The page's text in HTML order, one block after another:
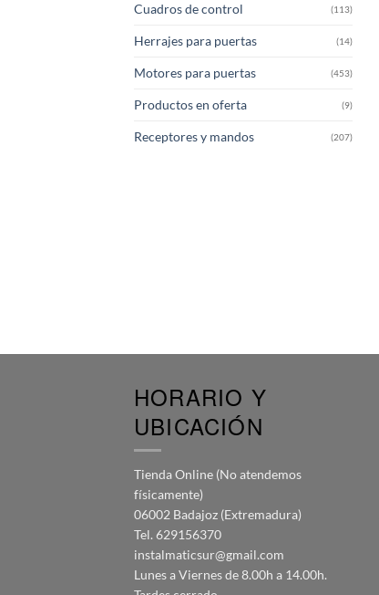
Cuadros de control (113)
Herrajes para puertas (14)
Motores para puertas (453)
Productos en oferta (9)
Receptores y mandos (207)
HORARIO Y
UBICACIÓN
Tienda Online (No atendemos
físicamente)
06002 Badajoz (Extremadura)
Tel. 629156370
instalmaticsur@gmail.com
Lunes a Viernes de 8.00h a 14.00h.